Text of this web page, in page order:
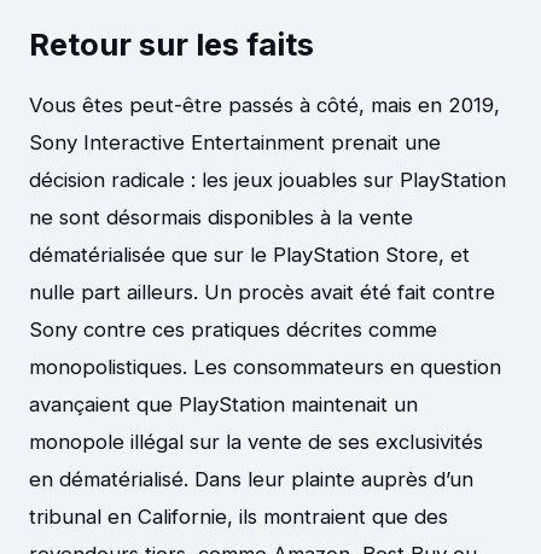
Retour sur les faits
Vous êtes peut-être passés à côté, mais en 2019,
Sony Interactive Entertainment prenait une
décision radicale : les jeux jouables sur PlayStation
ne sont désormais disponibles à la vente
dématérialisée que sur le PlayStation Store, et
nulle part ailleurs. Un procès avait été fait contre
Sony contre ces pratiques décrites comme
monopolistiques. Les consommateurs en question
avançaient que PlayStation maintenait un
monopole illégal sur la vente de ses exclusivités
en dématérialisé. Dans leur plainte auprès d’un
tribunal en Californie, ils montraient que des